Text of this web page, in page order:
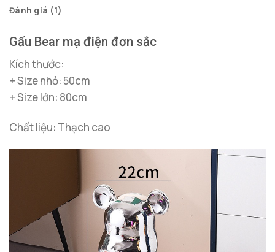
Đánh giá (1)
Gấu Bear mạ điện đơn sắc
Kích thước:
+ Size nhỏ: 50cm
+ Size lớn: 80cm
Chất liệu: Thạch cao